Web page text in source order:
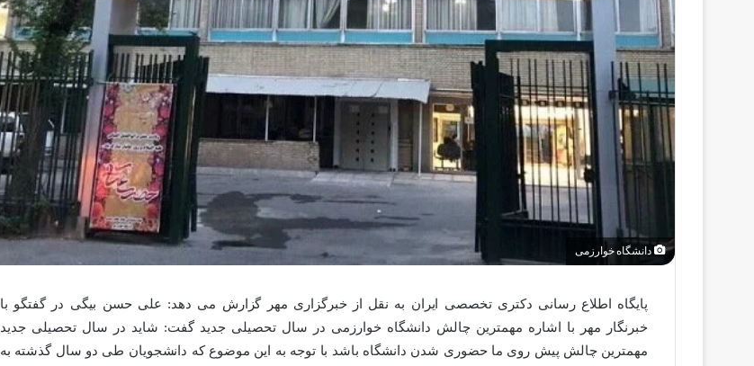
دانشگاه خوارزمی
پایگاه اطلاع رسانی دکتری تخصصی ایران به نقل از خبرگزاری مهر گزارش می دهد: علی حسن بیگی در گفتگو با
خبرنگار مهر با اشاره مهمترین چالش دانشگاه خوارزمی در سال تحصیلی جدید گفت: شاید در سال تحصیلی جدید
مهمترین چالش پیش روی ما حضوری شدن دانشگاه باشد با توجه به این موضوع که دانشجویان طی دو سال گذشته به